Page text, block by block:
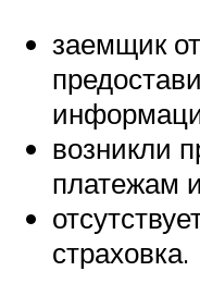
заемщик
возникли
платежам
страховка.